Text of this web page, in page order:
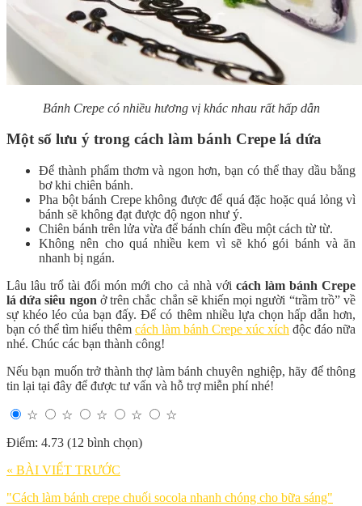
Bánh Crepe có nhiều hương vị khác nhau rất hấp dẫn
Một số lưu ý trong cách làm bánh Crepe lá dứa
Để thành phẩm thơm và ngon hơn, bạn có thể thay dầu bằng
bơ khi chiên bánh.
Pha bột bánh Crepe không được để quá đặc hoặc quá lỏng vì
bánh sẽ không đạt được độ ngon như ý.
Chiên bánh trên lửa vừa để bánh chín đều một cách từ từ.
Không nên cho quá nhiều kem vì sẽ khó gói bánh và ăn
nhanh bị ngán.
Lâu lâu trổ tài đổi món mới cho cả nhà với cách làm bánh Crepe
lá dứa siêu ngon ở trên chắc chắn sẽ khiến mọi người “trầm trồ” về
sự khéo léo của bạn đấy. Để có thêm nhiều lựa chọn hấp dẫn hơn,
bạn có thể tìm hiểu thêm cách làm bánh Crepe xúc xích độc đáo nữa
nhé. Chúc các bạn thành công!
Nếu bạn muốn trở thành thợ làm bánh chuyên nghiệp, hãy để thông
tin lại tại đây để được tư vấn và hỗ trợ miễn phí nhé!
☆ ☆ ☆ ☆
☆
Điểm: 4.73 (12 bình chọn)
« BÀI VIẾT TRƯỚC
"Cách làm bánh crepe chuối socola nhanh chóng cho bữa sáng"